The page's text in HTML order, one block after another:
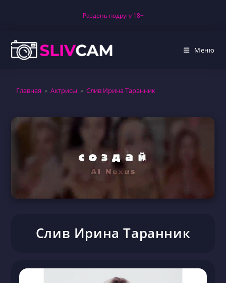
Раздень подругу 18+
Меню
Главная » Актрисы » Слив Ирина Таранник
Слив Ирина Таранник